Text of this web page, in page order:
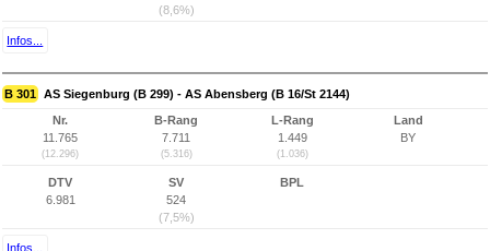
(8,6%)
Infos...
B 301 AS Siegenburg (B 299) - AS Abensberg (B 16/St 2144)
Nr.
11.765
(12.296)
B-Rang
7.711
(5.316)
L-Rang
1.449
(1.036)
Land
BY
DTV
6.981
SV
524
(7,5%)
BPL
Infos...